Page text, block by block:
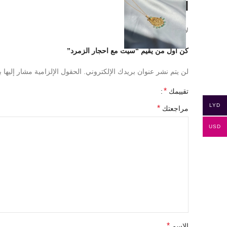
المراجعات
لا توجد مراجعات بعد.
كن أول من يقيم “سيت مع احجار الزمرد”
لن يتم نشر عنوان بريدك الإلكتروني. الحقول الإلزامية مشار إليها
تقييمك *
مراجعتك * LYD
USD